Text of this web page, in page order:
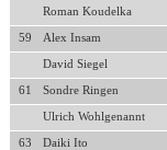
Roman Koudelka
59 Alex Insam
David Siegel
61 Sondre Ringen
Ulrich Wohlgenannt
63 Daiki Ito